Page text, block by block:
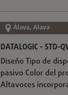
Álava, Alava
DATALOGIC - STD-
Diseño Tipo de
pasivo Color del
Altavoces